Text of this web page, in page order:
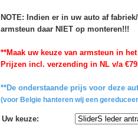
NOTE: Indien er in uw auto af
armsteun daar NIET op monteren!!!
**Maak uw keuze van armsteun in
Prijzen incl. verzending in NL v/a
**De onderstaande prijs voor deze
(voor Belgie hanteren wij een
Uw keuze: